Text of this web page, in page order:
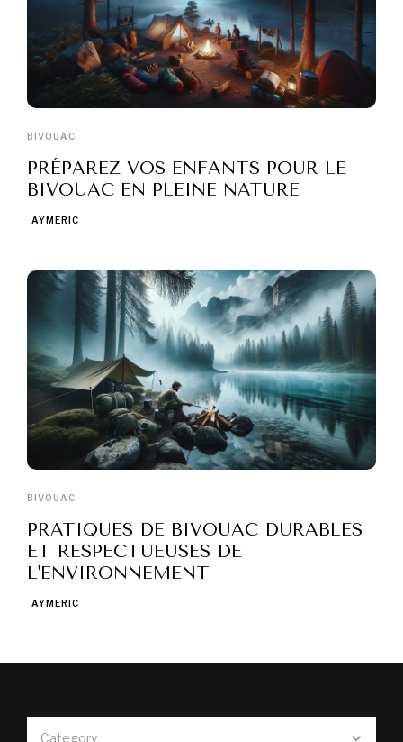
BIVOUAC
PRÉPAREZ VOS ENFANTS POUR LE
BIVOUAC EN PLEINE NATURE
AYMERIC
BIVOUAC
PRATIQUES DE BIVOUAC DURABLES
ET RESPECTUEUSES DE
L'ENVIRONNEMENT
AYMERIC
Category